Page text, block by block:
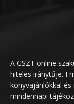
A GSZT online
hiteles iránytűje.
könyvajánlókkal
mindennapi